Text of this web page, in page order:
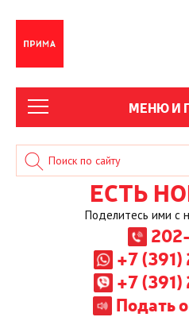
МЕНЮ И
ЕСТЬ
Поделитесь ими с
+7
+7
Подать